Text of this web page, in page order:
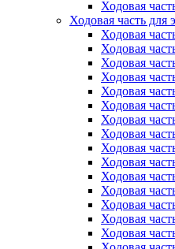
Ходовая
Ходовая часть для
Ходовая
Ходовая
Ходовая
Ходовая
Ходовая
Ходовая
Ходовая
Ходовая
Ходовая
Ходовая
Ходовая
Ходовая
Ходовая
Ходовая
Ходовая